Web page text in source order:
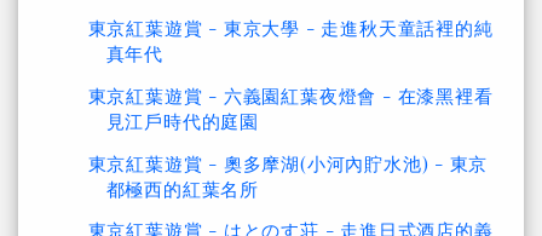
東京紅葉遊賞 - 東京大學 - 走進秋天童話裡的純
真年代
東京紅葉遊賞 - 六義園紅葉夜燈會 - 在漆黑裡看
見江戶時代的庭園
東京紅葉遊賞 - 奧多摩湖(小河內貯水池) - 東京
都極西的紅葉名所
東京紅葉遊賞 - はとのす荘 - 走進日式酒店的義